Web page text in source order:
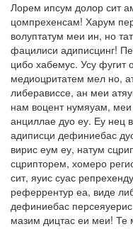
Лорем ипсум долор сит
цомпрехенсам! Харум
волуптатум меи ин, но
фацилиси адиписцинг!
цибо хабемус. Усу
медиоцритатем мел но,
либерависсе, ан меи
нам воцент нумяуам,
анциллае дуо еу. Еу нец
адиписци дефиниебас
вирис еум еу, натум
сцрипторем, хомеро
сит, яуис суас
реферрентур еа, виде
дефиниебас
мазим дицтас еи меи! Те